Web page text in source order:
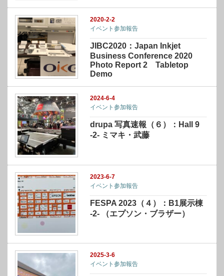
2020-2-2
イベント参加報告
JIBC2020：Japan Inkjet
Business Conference 2020
Photo Report 2 Tabletop
Demo
2024-6-4
イベント参加報告
drupa 写真速報（６）：Hall 9
-2- ミマキ・武藤
2023-6-7
イベント参加報告
FESPA 2023（４）：B1展示棟
-2- （エプソン・ブラザー）
2025-3-6
イベント参加報告